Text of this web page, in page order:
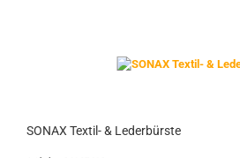
SONAX Textil- & Lederbürste